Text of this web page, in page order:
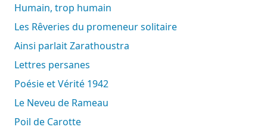
Humain, trop humain
Les Rêveries du promeneur solitaire
Ainsi parlait Zarathoustra
Lettres persanes
Poésie et Vérité 1942
Le Neveu de Rameau
Poil de Carotte